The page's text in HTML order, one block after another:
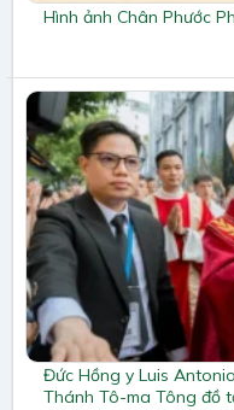
Hình ảnh Chân Phước
Đức Hồng y Luis
Thánh Tô-ma Tông đồ